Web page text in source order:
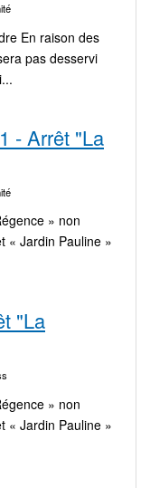
En raison des
pas desservi
- Arrêt "La
» non
« Jardin Pauline »
"La
» non
« Jardin Pauline »